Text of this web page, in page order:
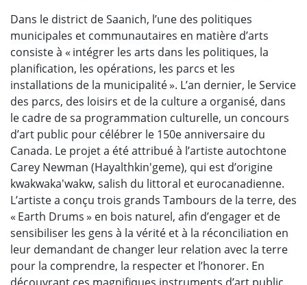
Dans le district de Saanich, l’une des politiques
municipales et communautaires en matière d’arts
consiste à « intégrer les arts dans les politiques, la
planification, les opérations, les parcs et les
installations de la municipalité ». L’an dernier, le Service
des parcs, des loisirs et de la culture a organisé, dans
le cadre de sa programmation culturelle, un concours
d’art public pour célébrer le 150e anniversaire du
Canada. Le projet a été attribué à l’artiste autochtone
Carey Newman (Hayalthkin'geme), qui est d’origine
kwakwaka'wakw, salish du littoral et eurocanadienne.
L’artiste a conçu trois grands Tambours de la terre, des
« Earth Drums » en bois naturel, afin d’engager et de
sensibiliser les gens à la vérité et à la réconciliation en
leur demandant de changer leur relation avec la terre
pour la comprendre, la respecter et l’honorer. En